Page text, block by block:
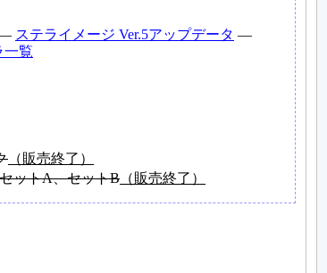
ステライメージ Ver.5アップデータ ―
一覧
（販売終了）
ットA、セットB （販売終了）